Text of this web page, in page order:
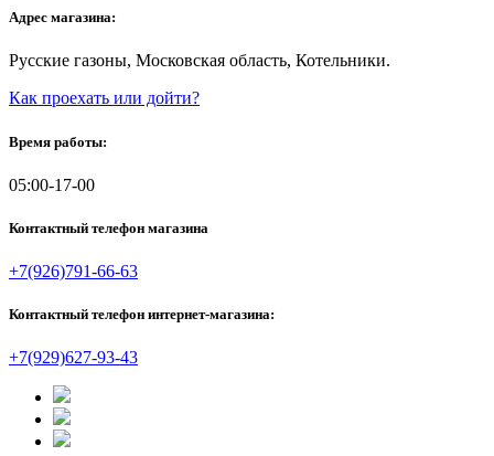
Адрес магазина:
Русские газоны, Московская область, Котельники.
Как проехать или дойти?
Время работы:
05:00-17-00
Контактный телефон магазина
+7(926)791-66-63
Контактный телефон интернет-магазина:
+7(929)627-93-43